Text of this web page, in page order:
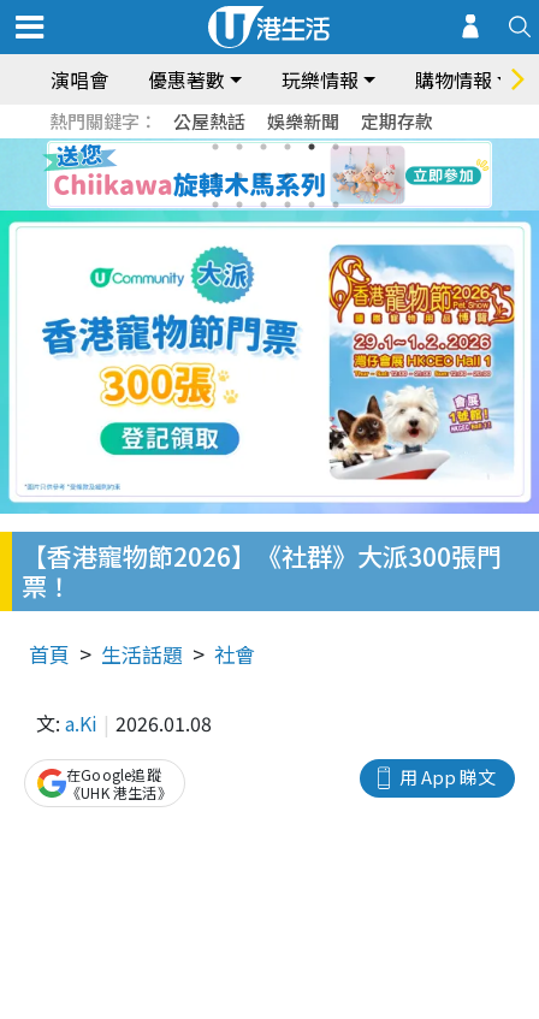
演唱會 優惠著數 玩樂情報 購物情報
熱門關鍵字： 公屋熱話 娛樂新聞 定期存款
【香港寵物節2026】《社群》大派300張門
票！
首頁 生活話題 社會
文: a.Ki 2026.01.08
用 App 睇文
在Google追蹤
《UHK 港生活》